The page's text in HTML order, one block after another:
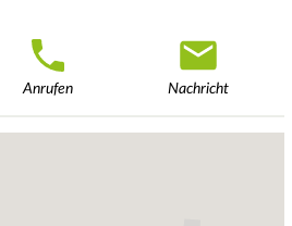
Anrufen Nachricht